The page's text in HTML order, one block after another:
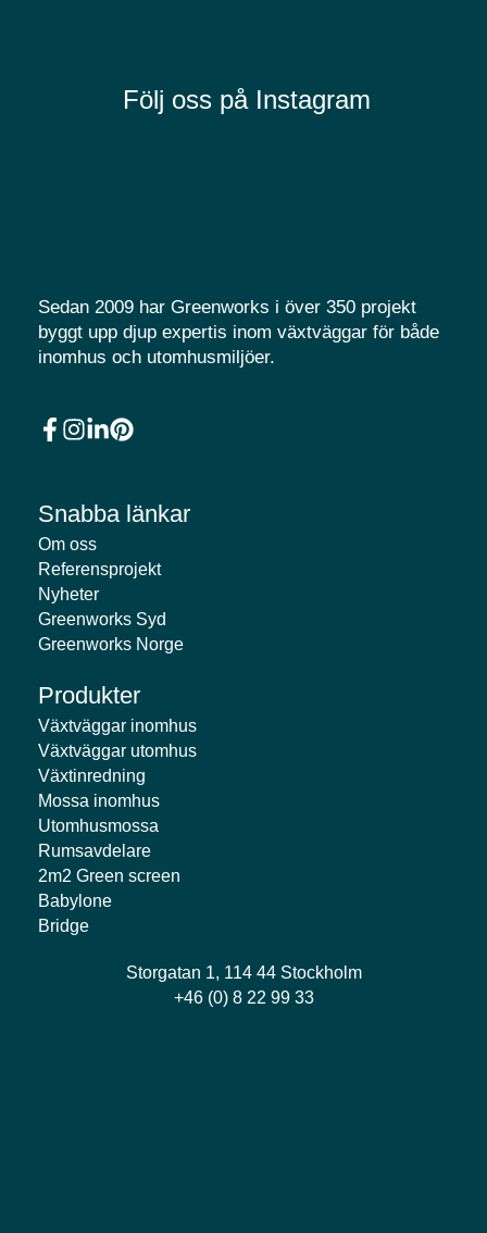
Följ oss på Instagram
Sedan 2009 har Greenworks i över 350 projekt
byggt upp djup expertis inom växtväggar för både
inomhus och utomhusmiljöer.
Snabba länkar
Om oss
Referensprojekt
Nyheter
Greenworks Syd
Greenworks Norge
Produkter
Växtväggar inomhus
Växtväggar utomhus
Växtinredning
Mossa inomhus
Utomhusmossa
Rumsavdelare
2m2 Green screen
Babylone
Bridge
Storgatan 1, 114 44 Stockholm
+46 (0) 8 22 99 33